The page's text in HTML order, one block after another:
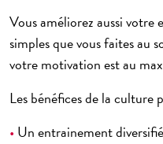
Vous améliorez aussi votre
simples que vous faites au
votre motivation est au
Les bénéfices de la culture
• Un entrainement